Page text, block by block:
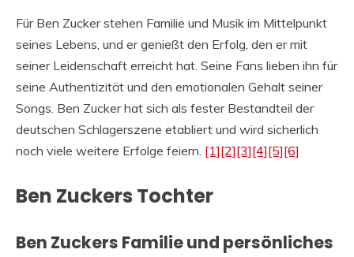
Für Ben Zucker stehen Familie und Musik im Mittelpunkt
seines Lebens, und er genießt den Erfolg, den er mit
seiner Leidenschaft erreicht hat. Seine Fans lieben ihn für
seine Authentizität und den emotionalen Gehalt seiner
Songs. Ben Zucker hat sich als fester Bestandteil der
deutschen Schlagerszene etabliert und wird sicherlich
noch viele weitere Erfolge feiern. [1][2][3][4][5][6]
Ben Zuckers Tochter
Ben Zuckers Familie und persönliches